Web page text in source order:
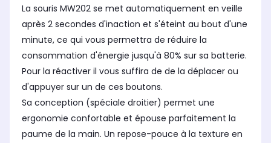
La souris MW202 se met automatiquement en veille
après 2 secondes d'inaction et s'éteint au bout d'une
minute, ce qui vous permettra de réduire la
consommation d'énergie jusqu'à 80% sur sa batterie.
Pour la réactiver il vous suffira de de la déplacer ou
d'appuyer sur un de ces boutons.
Sa conception (spéciale droitier) permet une
ergonomie confortable et épouse parfaitement la
paume de la main. Un repose-pouce à la texture en